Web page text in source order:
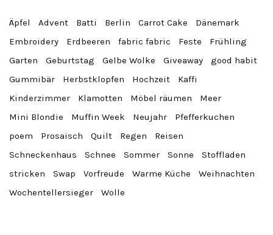
Äpfel Advent Batti Berlin Carrot Cake
Dänemark
Embroidery
Erdbeeren fabric fabric Feste
Frühling
Garten
Geburtstag Gelbe Wolke Giveaway
good habit
Gummibär
Herbstklopfen Hochzeit
Kaffi
Kinderzimmer
Klamotten Möbel räumen
Meer
Mini Blondie
Muffin Week Neujahr
Pfefferkuchen
poem
Prosaisch Quilt Regen
Reisen
Schneckenhaus
Schnee Sommer Sonne
Stoffladen
stricken
Swap Vorfreude Warme Küche
Weihnachten
Wochentellersieger
Wolle